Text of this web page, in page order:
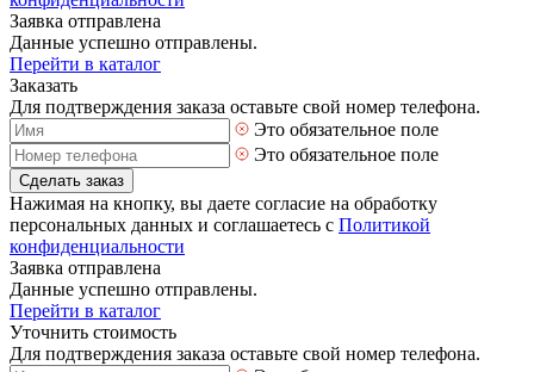
Заявка отправлена
Данные успешно отправлены.
Перейти в каталог
Заказать
Для подтверждения заказа оставьте свой номер телефона.
Это обязательное поле
Это обязательное поле
Сделать заказ
Нажимая на кнопку, вы даете согласие на обработку
персональных данных и соглашаетесь с Политикой
конфиденциальности
Заявка отправлена
Данные успешно отправлены.
Перейти в каталог
Уточнить стоимость
Для подтверждения заказа оставьте свой номер телефона.